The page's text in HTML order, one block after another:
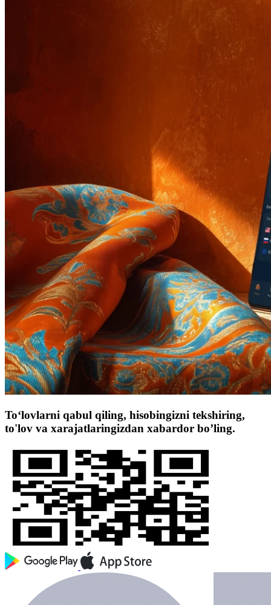
To‘lovlarni qabul qiling, hisobingizni tekshiring,
to'lov va xarajatlaringizdan xabardor bo’ling.